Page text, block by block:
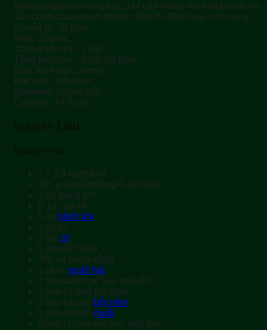
Những ngày hè nóng nực, chỉ cần nhâm nhi một bát vịt om
sấu chua chua thanh thanh cũng đủ đánh bay cơn nóng.
Chuẩn bị: 20 phút
Nấu: 35 phút
Thời gian ướp: 1
giờ
Tổng thời gian: 1 giờ 55 phút
Bữa ăn: Main Course
Đặc sản: Việt Nam
Keyword: Vịt om sấu
Calories: 747 kcal
Nguyên Liệu
Nguyên liệu
1 – 1,5 kg thịt vịt
100 g sấu (khoảng 6-10 quả)
1 củ gừng lớn
6-10 cây sả
5 củ hành tím
1
củ tỏi
2 trái ớt
1
lít nước dừa
400 ml rượu trắng
1
chén muối hạt
2 thìa canh mẻ xay nhuyễn
1 thìa cà phê bột ngọt
2 thìa cà phê bột nêm
1 thìa cà phê muối
Hành lá, rau mùi tàu, ngò gai…